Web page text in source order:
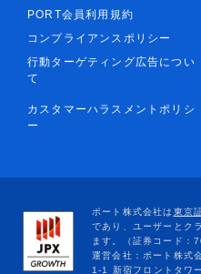
PORT会員利用規約
コンプライアンスポリシー
行動ターゲティング広告につい
て
カスタマーハラスメントポリシ
ー